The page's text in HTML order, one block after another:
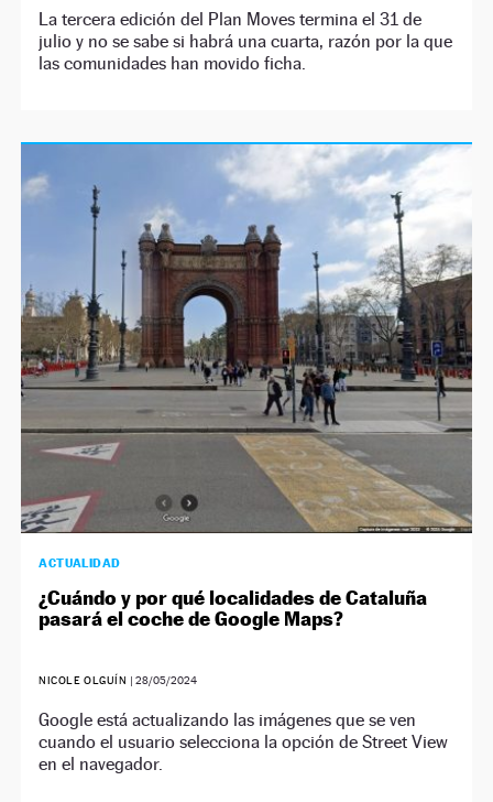
La tercera edición del Plan Moves termina el 31 de
julio y no se sabe si habrá una cuarta, razón por la que
las comunidades han movido ficha.
ACTUALIDAD
¿Cuándo y por qué localidades de Cataluña
pasará el coche de Google Maps?
NICOLE OLGUÍN | 28/05/2024
Google está actualizando las imágenes que se ven
cuando el usuario selecciona la opción de Street View
en el navegador.